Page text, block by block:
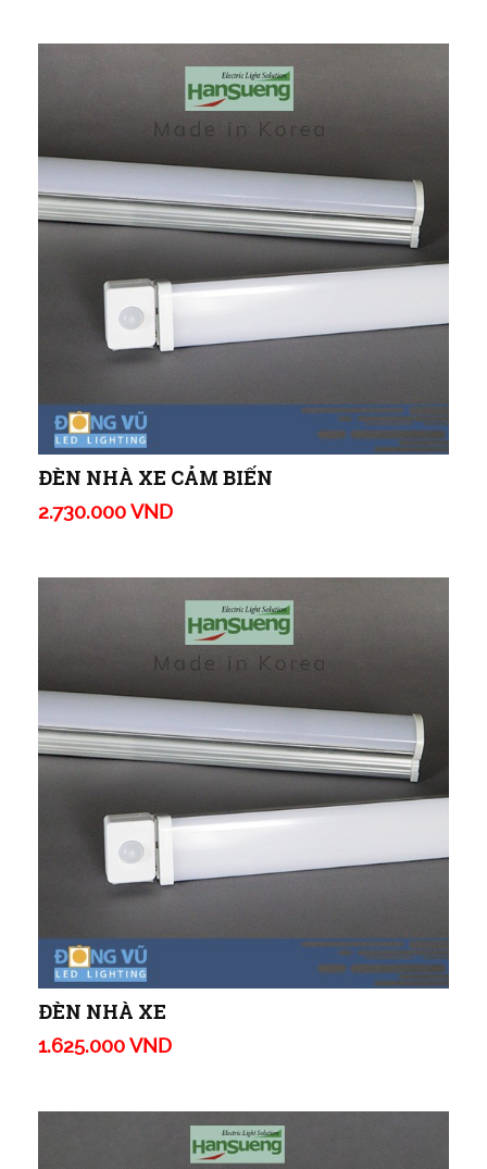
ĐÈN NHÀ XE CẢM BIẾN
2.730.000 VND
ĐÈN NHÀ XE
1.625.000 VND